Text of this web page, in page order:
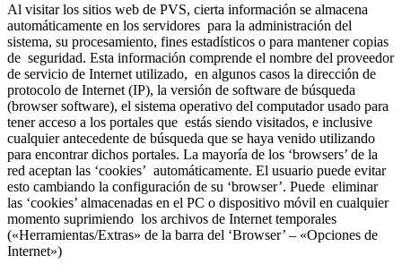
Al visitar los sitios web de PVS, cierta información se almacena
automáticamente en los servidores para la administración del
sistema, su procesamiento, fines estadísticos o para mantener copias
de seguridad. Esta información comprende el nombre del proveedor
de servicio de Internet utilizado, en algunos casos la dirección de
protocolo de Internet (IP), la versión de software de búsqueda
(browser software), el sistema operativo del computador usado para
tener acceso a los portales que estás siendo visitados, e inclusive
cualquier antecedente de búsqueda que se haya venido utilizando
para encontrar dichos portales. La mayoría de los ‘browsers’ de la
red aceptan las ‘cookies’ automáticamente. El usuario puede evitar
esto cambiando la configuración de su ‘browser’. Puede eliminar
las ‘cookies’ almacenadas en el PC o dispositivo móvil en cualquier
momento suprimiendo los archivos de Internet temporales
(«Herramientas/Extras» de la barra del ‘Browser’ – «Opciones de
Internet»)